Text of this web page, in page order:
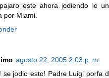
este ahora jodiendo lo
por Miami.
agosto 22, 2005 2:03 p. m.
se jodio esto! Padre Luigi porfa